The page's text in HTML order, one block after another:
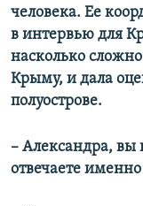
человека. Ее
в интервью для
насколько
Крыму, и дала
полуострове.
– Александра,
отвечаете